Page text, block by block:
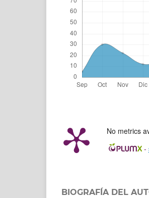
No metrics
-
BIOGRAFÍA DEL